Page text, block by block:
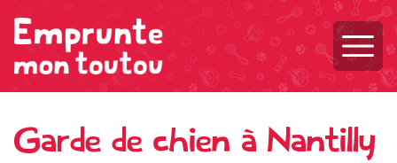
Garde de chien à Nantilly